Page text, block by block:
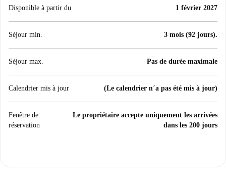
Disponible à partir du 1 février 2027
Séjour min. 3 mois (92 jours).
Séjour max. Pas de durée maximale
Calendrier mis à jour (Le calendrier n´a pas été mis à jour)
Fenêtre de
réservation
Le propriétaire accepte uniquement les arrivées
dans les 200 jours